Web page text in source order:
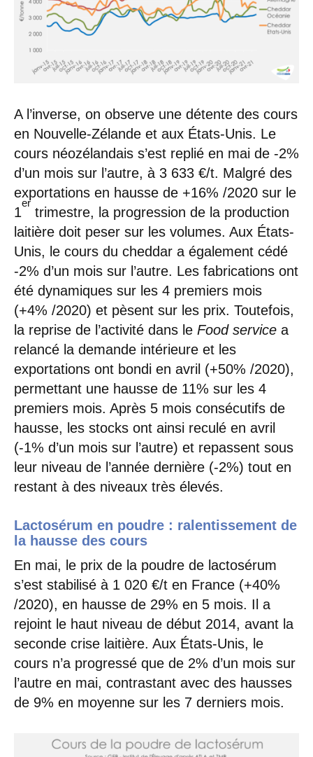
A l’inverse, on observe une détente des cours
en Nouvelle-Zélande et aux États-Unis. Le
cours néozélandais s’est replié en mai de -2%
d’un mois sur l’autre, à 3 633 €/t. Malgré des
exportations en hausse de +16% /2020 sur le
1
er
trimestre, la progression de la production
laitière doit peser sur les volumes. Aux États-
Unis, le cours du cheddar a également cédé
-2% d’un mois sur l’autre. Les fabrications ont
été dynamiques sur les 4 premiers mois
(+4% /2020) et pèsent sur les prix. Toutefois,
la reprise de l’activité dans le Food service a
relancé la demande intérieure et les
exportations ont bondi en avril (+50% /2020),
permettant une hausse de 11% sur les 4
premiers mois. Après 5 mois consécutifs de
hausse, les stocks ont ainsi reculé en avril
(-1% d’un mois sur l’autre) et repassent sous
leur niveau de l’année dernière (-2%) tout en
restant à des niveaux très élevés.
Lactosérum en poudre : ralentissement de
la hausse des cours
En mai, le prix de la poudre de lactosérum
s’est stabilisé à 1 020 €/t en France (+40%
/2020), en hausse de 29% en 5 mois. Il a
rejoint le haut niveau de début 2014, avant la
seconde crise laitière. Aux États-Unis, le
cours n’a progressé que de 2% d’un mois sur
l’autre en mai, contrastant avec des hausses
de 9% en moyenne sur les 7 derniers mois.